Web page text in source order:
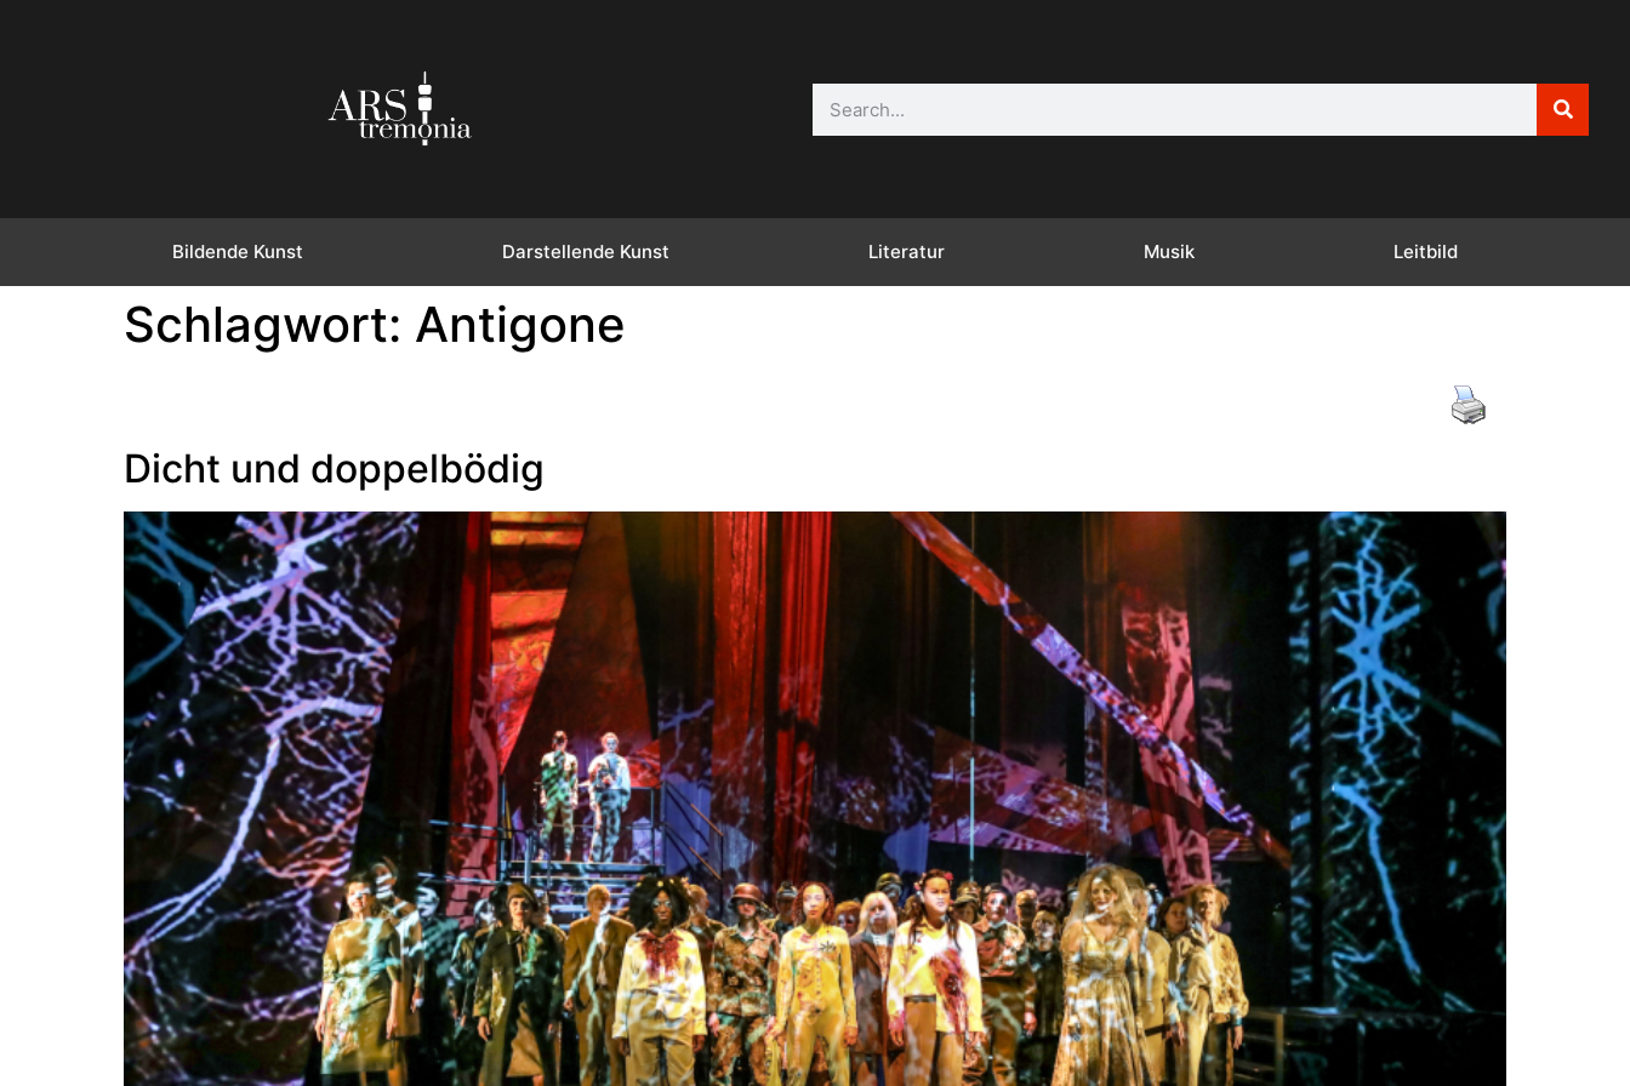
Bildende Kunst Darstellende Kunst Literatur Musik Leitbild
Schlagwort: Antigone
Dicht und doppelbödig